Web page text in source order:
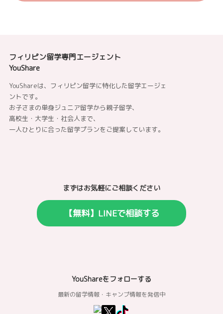
フィリピン留学専門エージェント
YouShare
YouShareは、フィリピン留学に特化した留学エージェ
ントです。
お子さまの単身ジュニア留学から親子留学、
高校生・大学生・社会人まで、
一人ひとりに合った留学プランをご提案しています。
まずはお気軽にご相談ください
【無料】LINEで相談する
YouShareをフォローする
最新の留学情報・キャンプ情報を発信中